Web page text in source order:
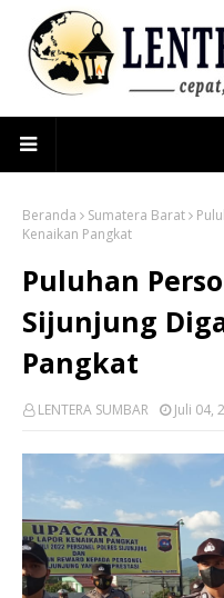
Beranda Sumatera Barat
Kenaikan Pangkat
Puluhan
Sijunjung
Pangkat
LENTERA SUMBAR Juli 04,